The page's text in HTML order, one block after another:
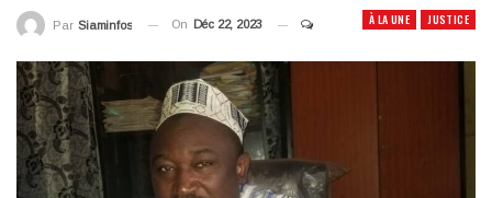
À LA UNE JUSTICE
Par Siaminfos On Déc 22, 2023